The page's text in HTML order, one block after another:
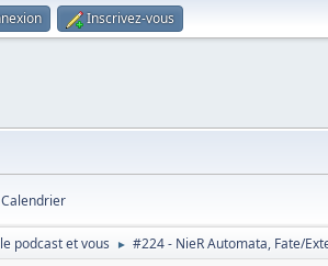
Inscrivez-vous
Calendrier
podcast et vous ► #224 - NieR Automata, Fate/